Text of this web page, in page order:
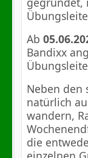
Ab
Bandixx
Neben den
natürlich
wandern,
die